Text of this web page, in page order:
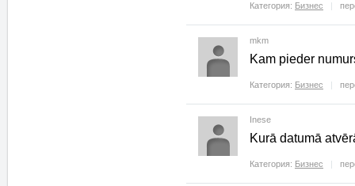
Категория: Бизнес
mkm
Kam pieder
Категория: Бизнес
Inese
Kurā datumā
Категория: Бизнес